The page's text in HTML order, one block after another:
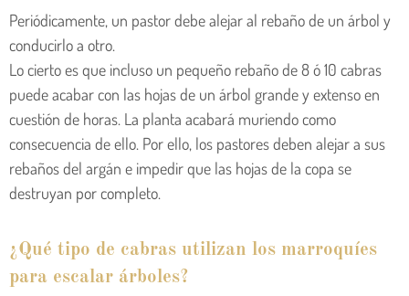
Periódicamente, un pastor debe alejar al rebaño de un árbol y
conducirlo a otro.
Lo cierto es que incluso un pequeño rebaño de 8 ó 10 cabras
puede acabar con las hojas de un árbol grande y extenso en
cuestión de horas. La planta acabará muriendo como
consecuencia de ello. Por ello, los pastores deben alejar a sus
rebaños del argán e impedir que las hojas de la copa se
destruyan por completo.
¿Qué tipo de cabras utilizan los marroquíes
para escalar árboles?